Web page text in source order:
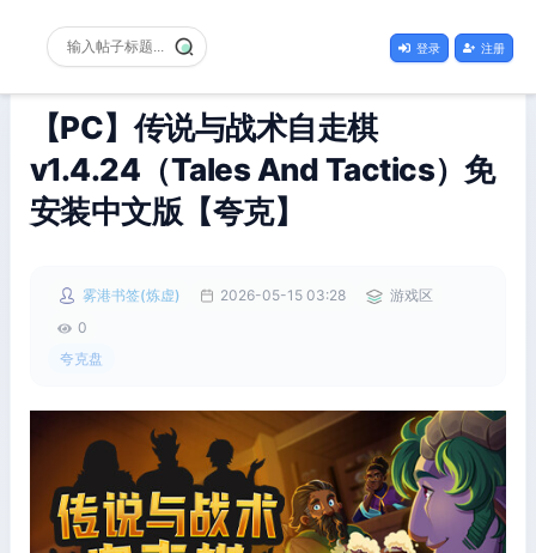
登录 注册
【PC】传说与战术自走棋
v1.4.24（Tales And Tactics）免
安装中文版【夸克】
雾港书签(炼虚) 2026-05-15 03:28
游戏区
0
夸克盘